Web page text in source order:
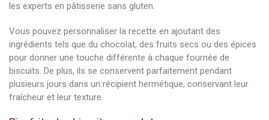
les experts en pâtisserie sans gluten.
Vous pouvez personnaliser la recette en ajoutant des
ingrédients tels que du chocolat, des fruits secs ou des épices
pour donner une touche différente à chaque fournée de
biscuits. De plus, ils se conservent parfaitement pendant
plusieurs jours dans un récipient hermétique, conservant leur
fraîcheur et leur texture.